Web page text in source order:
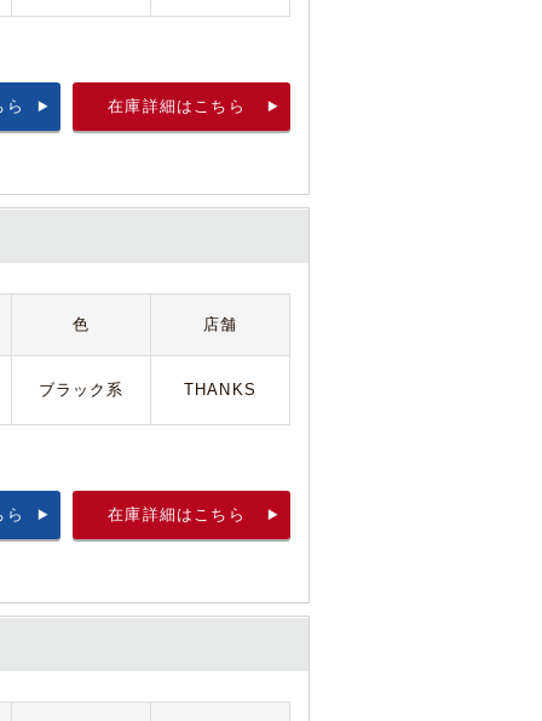
在庫詳細はこちら
ら
色 店舗
ブラック系 THANKS
在庫詳細はこちら
ら